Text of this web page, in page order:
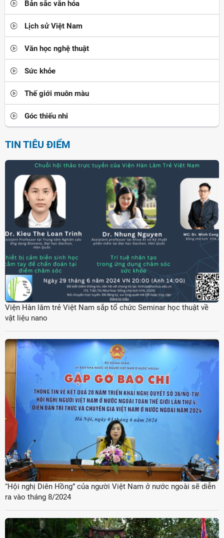
Bản sắc văn hóa
Lịch sử Việt Nam
Văn học nghệ thuật
Sức khỏe
Thế giới muôn màu
Góc thiếu nhi
TIN TIÊU ĐIỂM
Viện Hàn lâm trẻ Việt Nam sắp tổ chức Seminar học thuật về
vật liệu nano
“Hội nghị Diên Hồng” của người Việt Nam ở nước ngoài sẽ diễn
ra vào tháng 8/2024